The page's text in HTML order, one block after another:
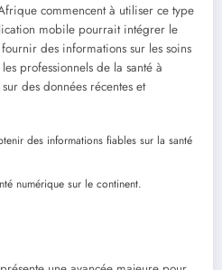
commencent à utiliser ce type
mobile pourrait intégrer le
des informations sur les soins
professionnels de la santé à
des données récentes et
des informations fiables sur la santé
numérique sur le continent.